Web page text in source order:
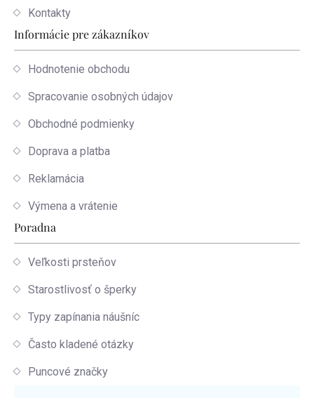
Kontakty
Informácie pre zákazníkov
Hodnotenie obchodu
Spracovanie osobných údajov
Obchodné podmienky
Doprava a platba
Reklamácia
Výmena a vrátenie
Poradna
Veľkosti prsteňov
Starostlivosť o šperky
Typy zapínania náušníc
Často kladené otázky
Puncové značky